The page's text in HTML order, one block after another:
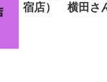
宿店） 横田さ